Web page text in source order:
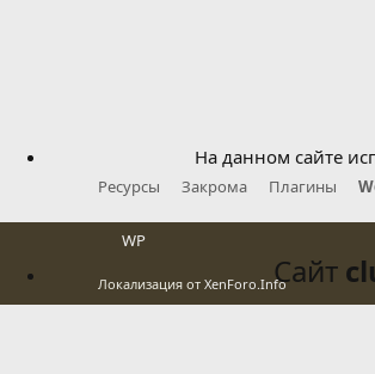
Ресурсы Закрома Плагины
WP
Локализация от XenForo.Info
На данном сайте
Сайт